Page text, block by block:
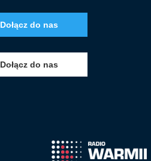
Dołącz do nas
Dołącz do nas